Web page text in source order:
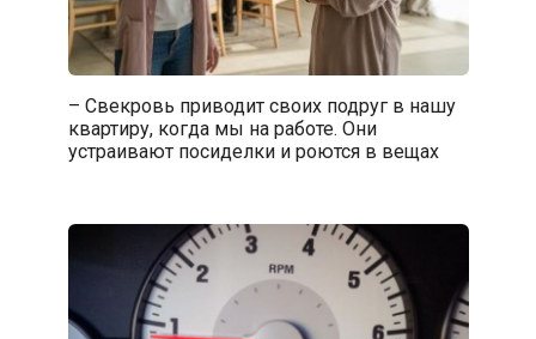
– Свекровь приводит своих подруг в нашу
квартиру, когда мы на работе. Они
устраивают посиделки и роются в вещах